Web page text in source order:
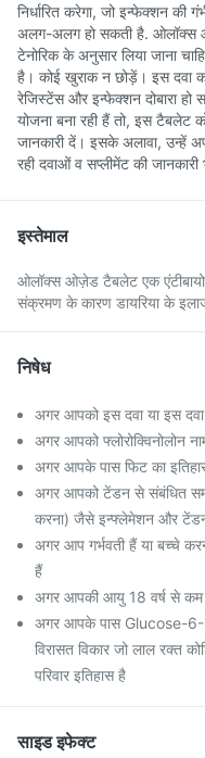
निर्धारित करेगा, जो इन्फेक्शन की
अलग-अलग हो सकती है. ओलॉक्स
टेनोरिक के अनुसार लिया जाना
है। कोई खुराक न छोड़ें। इस दवा
रेजिस्टेंस और इन्फेक्शन दोबारा हो
योजना बना रही हैं तो, इस
जानकारी दें। इसके अलावा, उन्हें
रही दवाओं व सप्लीमेंट की
इस्तेमाल
ओलॉक्स ओज़ेड टैबलेट एक
संक्रमण के कारण डायरिया के
निषेध
अगर आपको इस दवा या इस
अगर आपको फ्लोरोक्विनोलोन
अगर आपके पास फिट का इतिहास
अगर आपको टेंडन से संबंधित
करना) जैसे इन्फ्लेमेशन और
अगर आप गर्भवती हैं या बच्चे
हैं
अगर आपकी आयु 18 वर्ष से
अगर आपके पास Glucose-6-
विरासत विकार जो लाल रक्त
परिवार इतिहास है
साइड इफेक्ट